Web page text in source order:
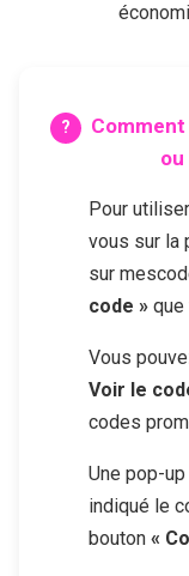
ou
Pour
vous sur la
sur
code » que
Vous
Voir le
codes
Une pop-
indiqué le
bouton «